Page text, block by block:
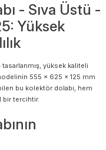
- Sıva Üstü -
Yüksek
yüksek kaliteli
555 x 625 x 125 mm
bu kolektör dolabı, hem
bir tercihtir.